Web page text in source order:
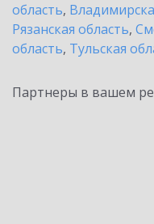
область,
Рязанская область,
область, Тульская
Партнеры в вашем